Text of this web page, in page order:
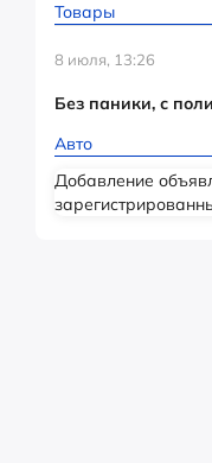
Товары
8 июля, 13:26
Без паники, с
Авто
Добавление